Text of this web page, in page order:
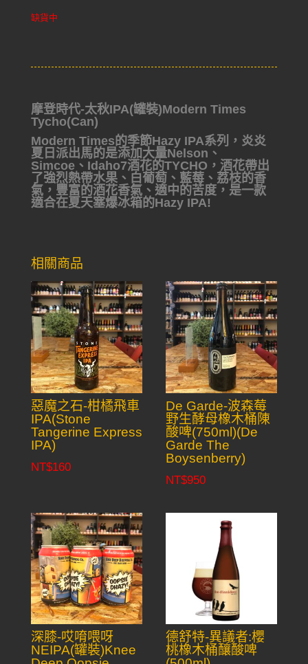
缺貨中
摩登時代-太秋IPA(罐裝)Modern Times
Tycho(Can)
Modern Times的季節Hazy IPA系列，炎炎
夏日派出馬的是添加大量Nelson、
Simcoe、Idaho7酒花的TYCHO，酒花帶出
了強烈熱帶水果、白葡萄、藍莓、荔枝的香
氣，豐富的酒花香氣、適中的苦度，是一款
適合在夏天塞爆冰箱的Hazy IPA!
相關商品
惡魔之石-柑橘飛車
IPA(Stone
Tangerine Express
IPA)
NT$160
De Garde-波森莓
野生酵母橡木桶陳
酸啤(750ml)(De
Garde The
Boysenberry)
NT$950
深膝-哎唷喂呀
NEIPA(罐裝)Knee
德舒特-異議者:櫻
桃橡木桶釀酸啤